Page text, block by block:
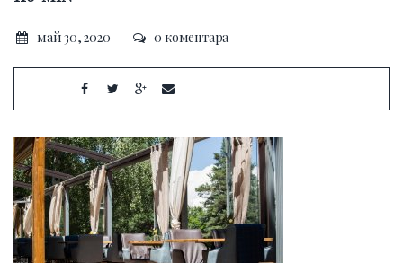
май 30, 2020 0 коментара